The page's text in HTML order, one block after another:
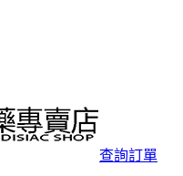
查詢訂單